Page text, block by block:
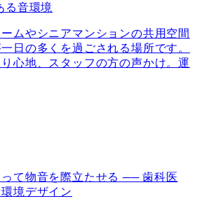
る音環境
ムやシニアマンションの共用空間
日の多くを過ごされる場所です。
心地、スタッフの方の声かけ。運
って物音を際立たせる ── 歯科医
境デザイン